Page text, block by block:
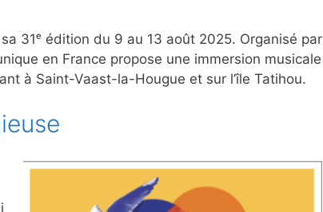
31ᵉ édition du 9 au 13 août 2025. Organisé par
en France propose une immersion musicale
à Saint-Vaast-la-Hougue et sur l’île Tatihou.